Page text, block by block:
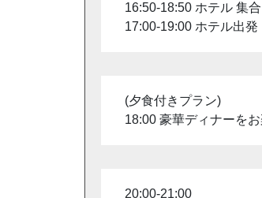
16:50-18:50 ホテル 集合
17:00-19:00 ホテル出発
(夕食付きプラン)
18:00 豪華ディナーを
20:00-21:00